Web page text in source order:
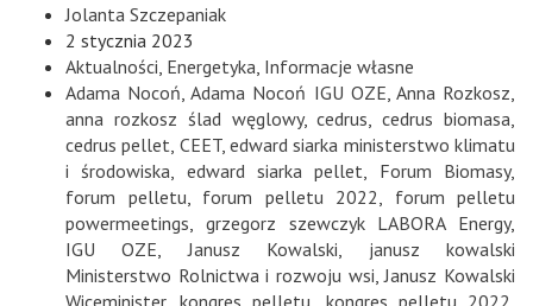
Jolanta Szczepaniak
2 stycznia 2023
Aktualności Energetyka Informacje własne
Adama Nocoń ,Adama Nocoń IGU OZE Anna Rozkosz
anna rozkosz ślad węglowy,cedrus ,cedrus biomasa
cedrus pellet CEET,edward siarka ministerstwo klimatu
i środowiska
edward siarka pellet Forum Biomasy,
forum pelletu
forum pelletu 2022
forum pelletu
powermeetings
grzegorz szewczyk LABORA Energy,
IGU OZE
Janusz Kowalski
janusz kowalski
Ministerstwo Rolnictwa i rozwoju wsi ,Janusz Kowalski
Wiceminister,kongres pelletu kongres pelletu 2022